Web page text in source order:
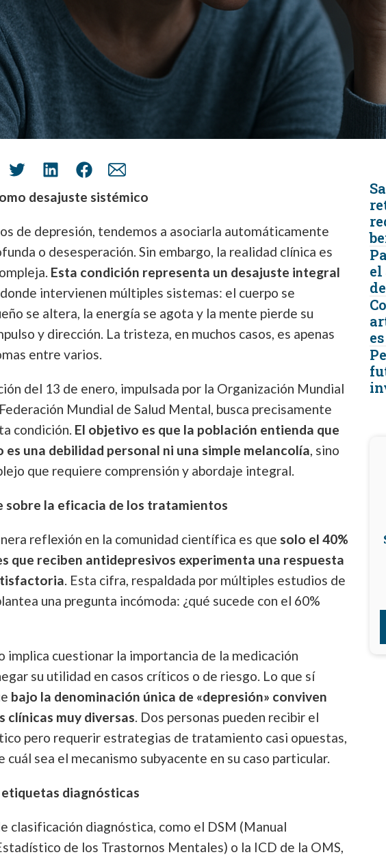
desajuste sistémico
de depresión, tendemos a asociarla automáticamente
o desesperación. Sin embargo, la realidad clínica es
Esta condición representa un desajuste integral
donde intervienen múltiples sistemas: el cuerpo se
se altera, la energía se agota y la mente pierde su
y dirección. La tristeza, en muchos casos, es apenas
entre varios.
del 13 de enero, impulsada por la Organización Mundial
Mundial de Salud Mental, busca precisamente
condición. El objetivo es que la población entienda que
es una debilidad personal ni una simple melancolía, sino
que requiere comprensión y abordaje integral.
sobre la eficacia de los tratamientos
reflexión en la comunidad científica es que solo el 40%
que reciben antidepresivos experimenta una respuesta
. Esta cifra, respaldada por múltiples estudios de
una pregunta incómoda: ¿qué sucede con el 60%
implica cuestionar la importancia de la medicación
su utilidad en casos críticos o de riesgo. Lo que sí
bajo la denominación única de «depresión» conviven
clínicas muy diversas. Dos personas pueden recibir el
pero requerir estrategias de tratamiento casi opuestas,
cuál sea el mecanismo subyacente en su caso particular.
etiquetas diagnósticas
clasificación diagnóstica, como el DSM (Manual
de los Trastornos Mentales) o la ICD de la OMS,
el